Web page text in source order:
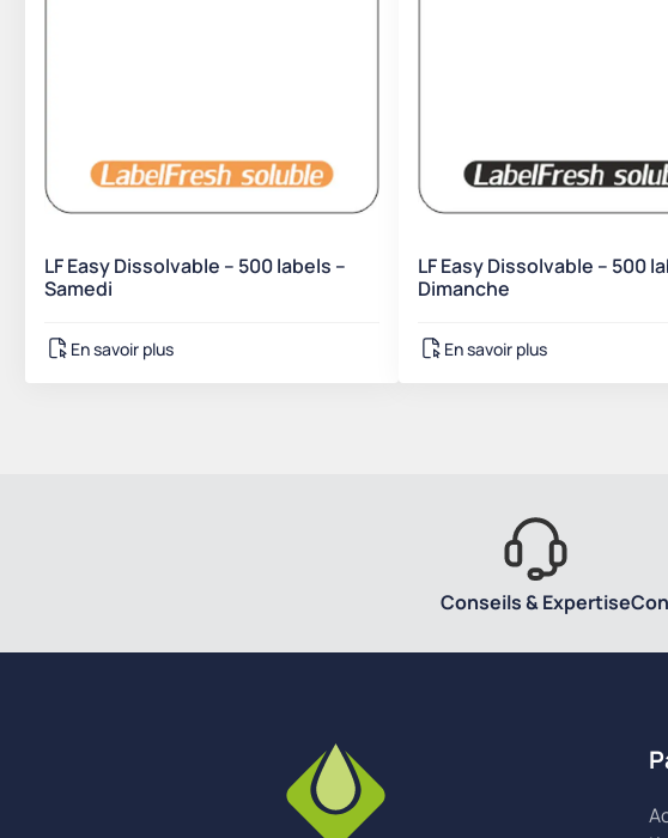
LF Easy Dissolvable – 500 labels –
Samedi
En savoir plus
LF Easy Dissolvable – 500
Dimanche
En savoir plus
Conseils & Expertise